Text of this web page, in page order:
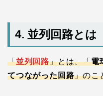
4. 並列回路とは
「並列回路」とは、「電
てつながった回路」のこ